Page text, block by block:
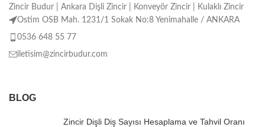
Zincir Budur | Ankara Dişli Zincir | Konveyör Zincir | Kulaklı Zincir
Ostim OSB Mah. 1231/1 Sokak No:8 Yenimahalle / ANKARA
0536 648 55 77
iletisim@zincirbudur.com
BLOG
Zincir Dişli Diş Sayısı Hesaplama ve Tahvil Oranı